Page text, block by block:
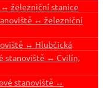
železniční stanice
↔ železniční
↔ Hlubčická
stanoviště ↔ Cvilín,
stanoviště ↔